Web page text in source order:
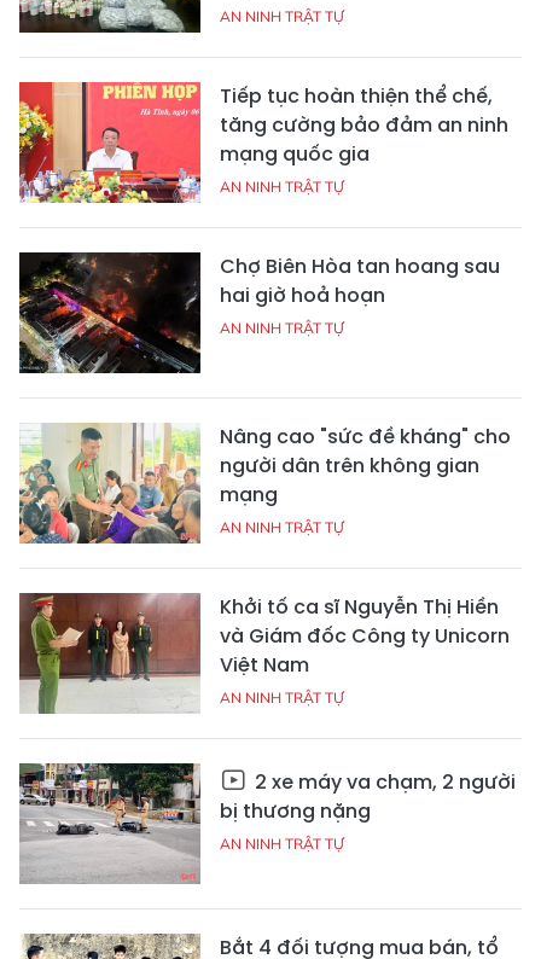
AN NINH TRẬT TỰ
Tiếp tục hoàn thiện thể chế,
tăng cường bảo đảm an ninh
mạng quốc gia
AN NINH TRẬT TỰ
Chợ Biên Hòa tan hoang sau
hai giờ hoả hoạn
AN NINH TRẬT TỰ
Nâng cao "sức đề kháng" cho
người dân trên không gian
mạng
AN NINH TRẬT TỰ
Khởi tố ca sĩ Nguyễn Thị Hiền
và Giám đốc Công ty Unicorn
Việt Nam
AN NINH TRẬT TỰ
2 xe máy va chạm, 2 người
bị thương nặng
AN NINH TRẬT TỰ
Bắt 4 đối tượng mua bán, tổ